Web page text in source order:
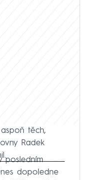
těch,
Radek
posledním
dopoledne